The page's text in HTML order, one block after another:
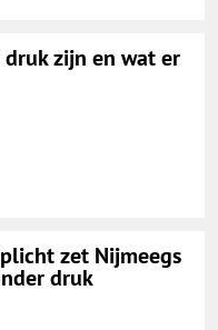
druk zijn en wat er
zet Nijmeegs
druk